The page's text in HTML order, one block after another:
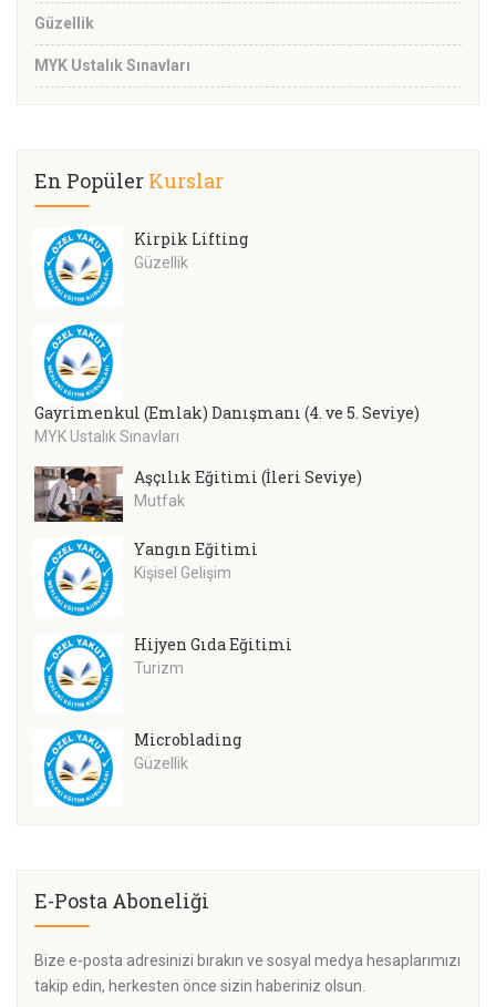
Güzellik
MYK Ustalık Sınavları
En Popüler Kurslar
Kirpik Lifting
Güzellik
Gayrimenkul (Emlak) Danışmanı (4. ve 5. Seviye)
MYK Ustalık Sınavları
Aşçılık Eğitimi (İleri Seviye)
Mutfak
Yangın Eğitimi
Kişisel Gelişim
Hijyen Gıda Eğitimi
Turizm
Microblading
Güzellik
E-Posta Aboneliği
Bize e-posta adresinizi bırakın ve sosyal medya hesaplarımızı
takip edin, herkesten önce sizin haberiniz olsun.